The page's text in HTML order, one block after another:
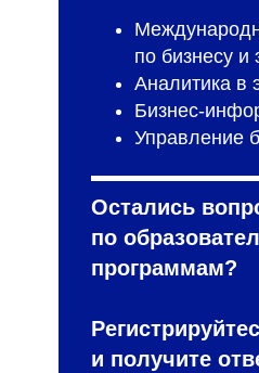
по бизнесу и
Аналитика в
Бизнес-
Управление
Остались
по
программам?
и получите